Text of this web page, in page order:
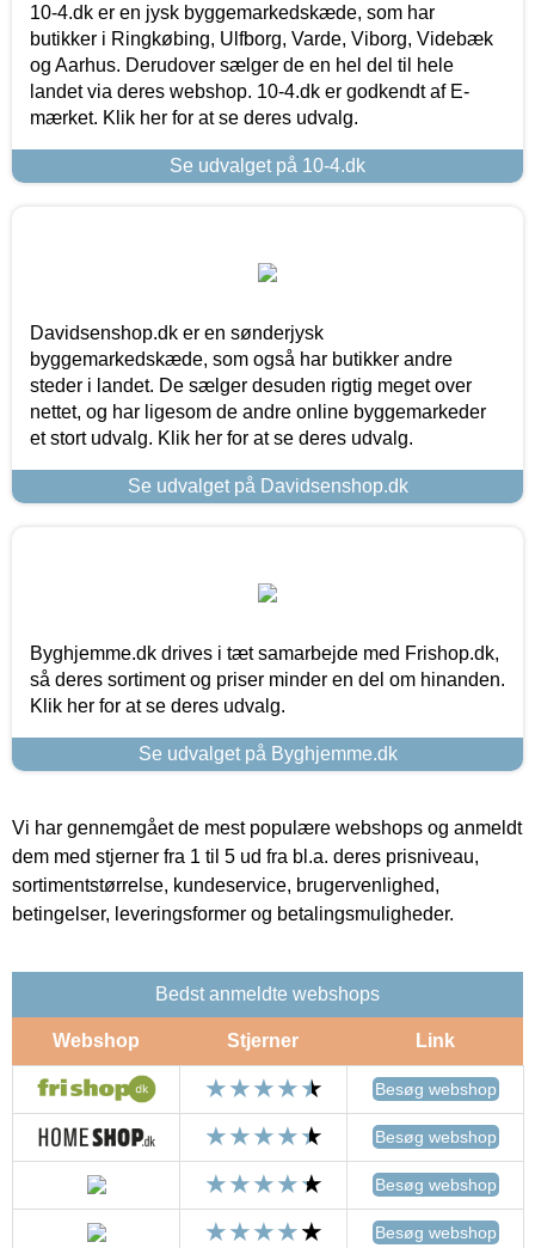
10-4.dk er en jysk byggemarkedskæde, som har
butikker i Ringkøbing, Ulfborg, Varde, Viborg, Videbæk
og Aarhus. Derudover sælger de en hel del til hele
landet via deres webshop. 10-4.dk er godkendt af E-
mærket. Klik her for at se deres udvalg.
Se udvalget på 10-4.dk
Davidsenshop.dk er en sønderjysk
byggemarkedskæde, som også har butikker andre
steder i landet. De sælger desuden rigtig meget over
nettet, og har ligesom de andre online byggemarkeder
et stort udvalg. Klik her for at se deres udvalg.
Se udvalget på Davidsenshop.dk
Byghjemme.dk drives i tæt samarbejde med Frishop.dk,
så deres sortiment og priser minder en del om hinanden.
Klik her for at se deres udvalg.
Se udvalget på Byghjemme.dk
Vi har gennemgået de mest populære webshops og anmeldt
dem med stjerner fra 1 til 5 ud fra bl.a. deres prisniveau,
sortimentstørrelse, kundeservice, brugervenlighed,
betingelser, leveringsformer og betalingsmuligheder.
Bedst anmeldte webshops
Webshop Stjerner Link
Besøg webshop
Besøg webshop
Besøg webshop
Besøg webshop